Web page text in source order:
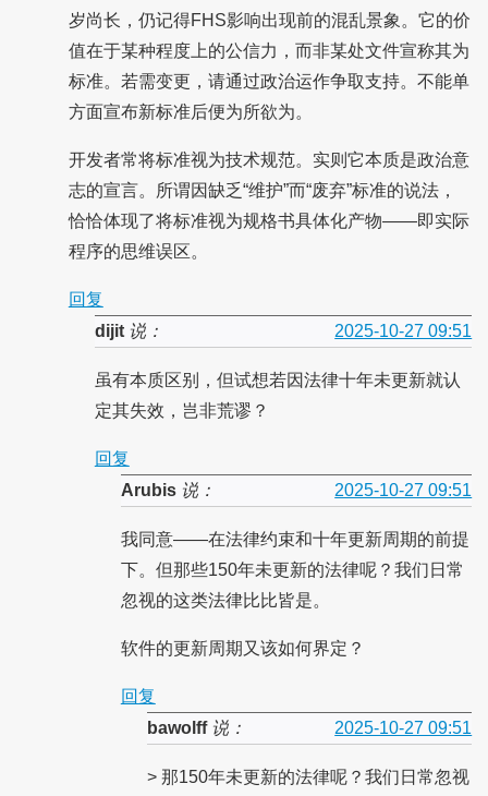
岁尚长，仍记得FHS影响出现前的混乱景象。它的价
值在于某种程度上的公信力，而非某处文件宣称其为
标准。若需变更，请通过政治运作争取支持。不能单
方面宣布新标准后便为所欲为。
开发者常将标准视为技术规范。实则它本质是政治意
志的宣言。所谓因缺乏“维护”而“废弃”标准的说法，
恰恰体现了将标准视为规格书具体化产物——即实际
程序的思维误区。
回复
dijit说： 2025-10-27 09:51
虽有本质区别，但试想若因法律十年未更新就认
定其失效，岂非荒谬？
回复
Arubis说： 2025-10-27 09:51
我同意——在法律约束和十年更新周期的前提
下。但那些150年未更新的法律呢？我们日常
忽视的这类法律比比皆是。
软件的更新周期又该如何界定？
回复
bawolff说： 2025-10-27 09:51
> 那150年未更新的法律呢？我们日常忽视